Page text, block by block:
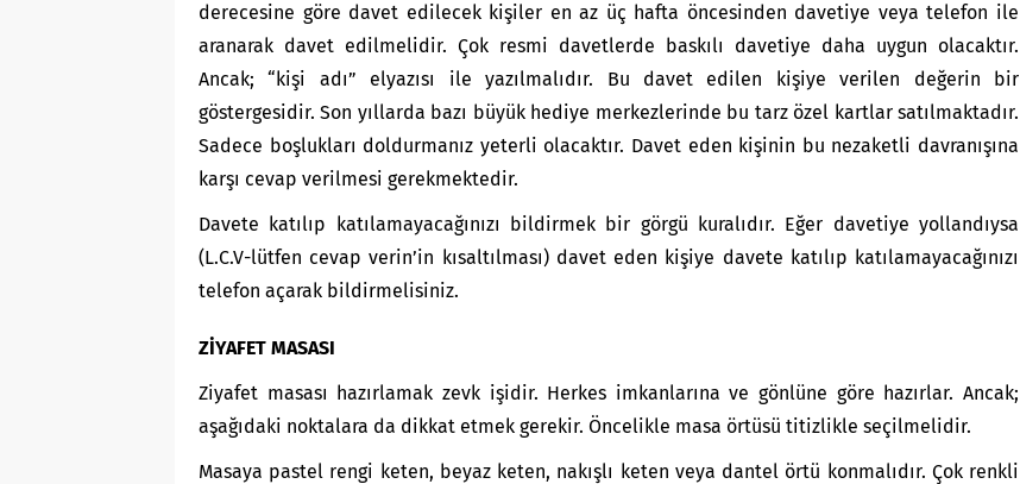
derecesine göre davet edilecek kişiler en az üç hafta öncesinden davetiye veya telefon ile
aranarak davet edilmelidir. Çok resmi davetlerde baskılı davetiye daha uygun olacaktır.
Ancak; “kişi adı” elyazısı ile yazılmalıdır. Bu davet edilen kişiye verilen değerin bir
göstergesidir. Son yıllarda bazı büyük hediye merkezlerinde bu tarz özel kartlar satılmaktadır.
Sadece boşlukları doldurmanız yeterli olacaktır. Davet eden kişinin bu nezaketli davranışına
karşı cevap verilmesi gerekmektedir.
Davete katılıp katılamayacağınızı bildirmek bir görgü kuralıdır. Eğer davetiye yollandıysa
(L.C.V-lütfen cevap verin’in kısaltılması) davet eden kişiye davete katılıp katılamayacağınızı
telefon açarak bildirmelisiniz.
ZİYAFET MASASI
Ziyafet masası hazırlamak zevk işidir. Herkes imkanlarına ve gönlüne göre hazırlar. Ancak;
aşağıdaki noktalara da dikkat etmek gerekir. Öncelikle masa örtüsü titizlikle seçilmelidir.
Masaya pastel rengi keten, beyaz keten, nakışlı keten veya dantel örtü konmalıdır. Çok renkli